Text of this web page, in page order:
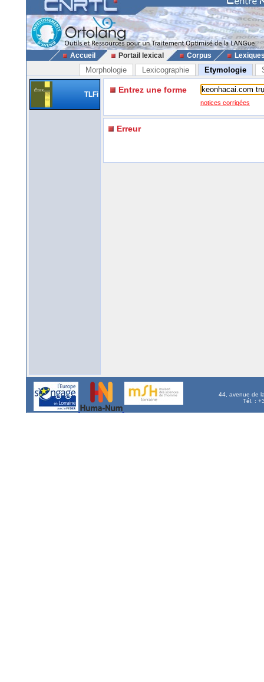
Accueil Portail lexical Corpus
Morphologie Lexicographie Etymologie
TLFi Entrez une forme
notices corrigées
Erreur
44, avenue de
Tél. :